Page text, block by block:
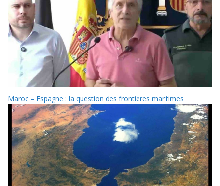
Maroc – Espagne : la question des frontières maritimes